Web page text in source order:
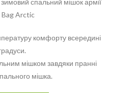
спальний мішок армії
Bag Arctic
комфорту всередині
мішком завдяки пранні
мішка.